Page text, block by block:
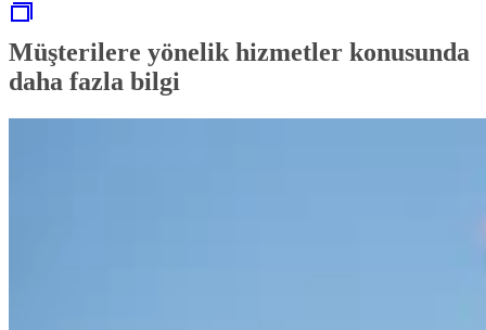
Müşterilere yönelik hizmetler konusunda
daha fazla bilgi